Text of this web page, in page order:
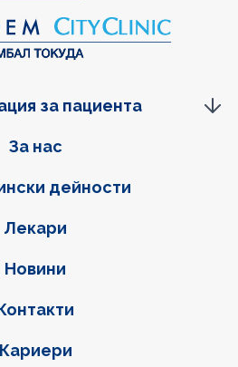
За нас
дейности
Лекари
Новини
Кариери
за пациента